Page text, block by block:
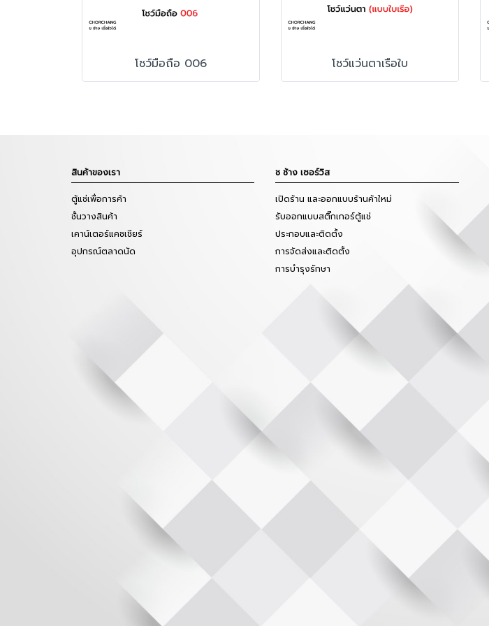
โชว์มือถือ 006 โชว์แว่นตาเรือใบ
สินค้าของเรา
ตู้แช่เพื่อการค้า
ชั้นวางสินค้า
เคาน์เตอร์แคชเชียร์
อุปกรณ์ตลาดนัด
ช ช้าง เซอร์วิส
เปิดร้าน และออกแบบร้านค้าใหม่
รับออกแบบสติ๊กเกอร์ตู้แช่
ประกอบและติดตั้ง
การจัดส่งและติดตั้ง
การบำรุงรักษา